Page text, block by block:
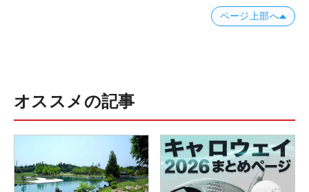
ページ上部へ
オススメの記事